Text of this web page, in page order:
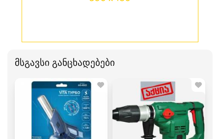
მსგავსი განცხადებები